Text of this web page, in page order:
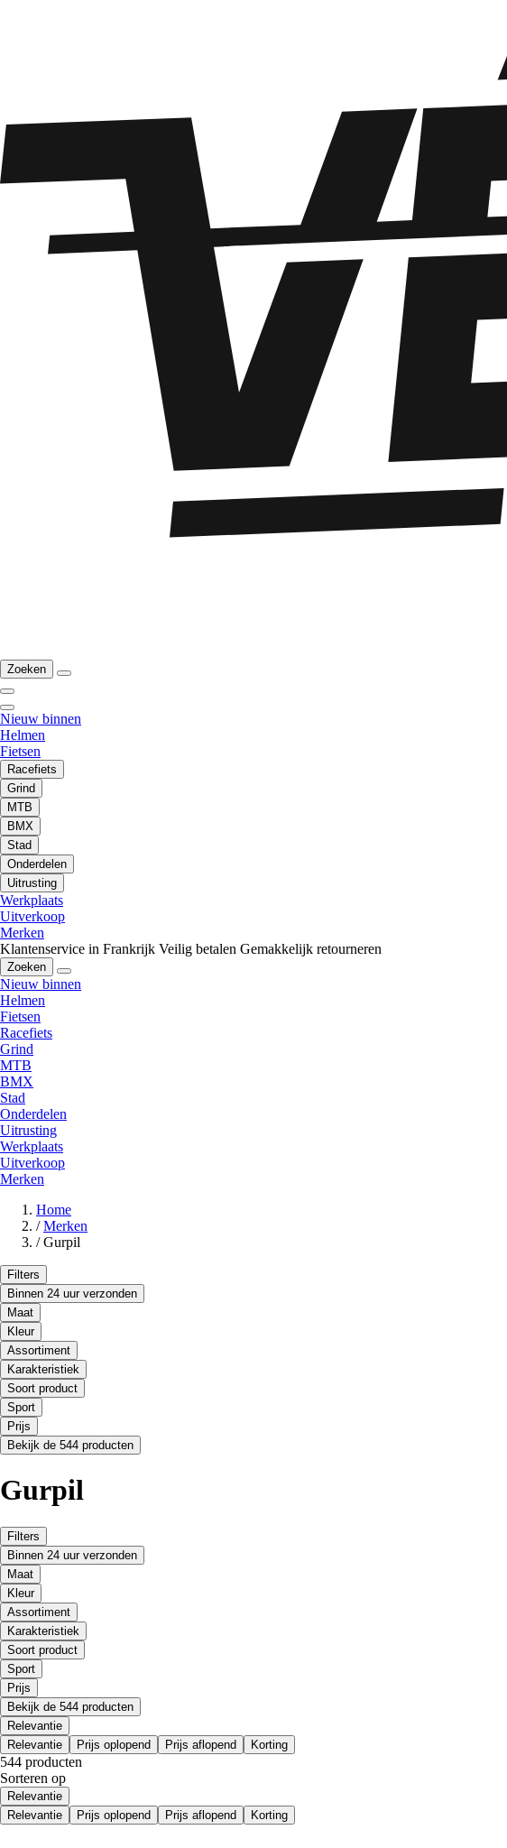
Zoeken
Nieuw binnen
Helmen
Fietsen
Racefiets
Grind
MTB
BMX
Stad
Onderdelen
Uitrusting
Werkplaats
Uitverkoop
Merken
Klantenservice in Frankrijk Veilig betalen Gemakkelijk retourneren
Zoeken
Nieuw binnen
Helmen
Fietsen
Racefiets
Grind
MTB
BMX
Stad
Onderdelen
Uitrusting
Werkplaats
Uitverkoop
Merken
Home
/ Merken
/ Gurpil
Filters
Binnen 24 uur verzonden
Maat
Kleur
Assortiment
Karakteristiek
Soort product
Sport
Prijs
Bekijk de 544 producten
Gurpil
Filters
Binnen 24 uur verzonden
Maat
Kleur
Assortiment
Karakteristiek
Soort product
Sport
Prijs
Bekijk de 544 producten
Relevantie
Relevantie
Prijs oplopend Prijs aflopend Korting
544 producten
Sorteren op
Relevantie
Relevantie
Prijs oplopend Prijs aflopend Korting